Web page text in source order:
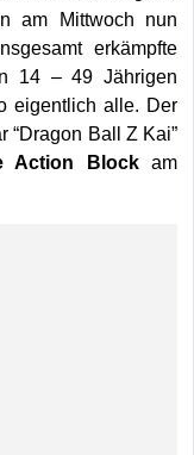
am Mittwoch nun
erkämpfte
14 – 49 Jährigen
eigentlich alle. Der
“Dragon Ball Z Kai”
Action Blockam